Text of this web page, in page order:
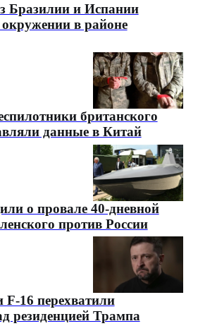
Бразилии и Испании
окружении в районе
британского
данные в Китай
о провале 40-дневной
против России
F-16 перехватили
резиденцией Трампа